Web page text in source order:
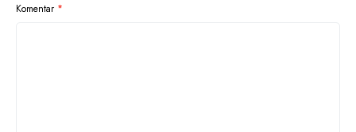
Komentar *